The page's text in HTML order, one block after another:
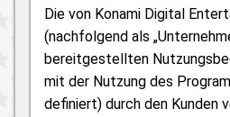
Die von Konami Digital
(nachfolgend als
bereitgestellten
mit der Nutzung des
definiert) durch den Kunden